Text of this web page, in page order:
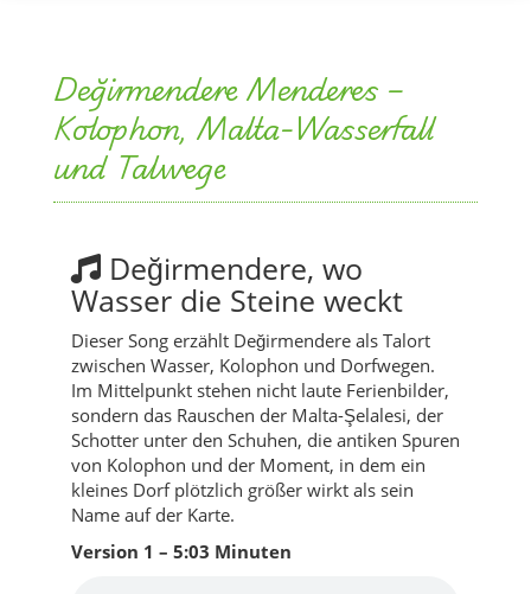
Değirmendere Menderes –
Kolophon, Malta-Wasserfall
und Talwege
Değirmendere, wo
Wasser die Steine weckt
Dieser Song erzählt Değirmendere als Talort
zwischen Wasser, Kolophon und Dorfwegen.
Im Mittelpunkt stehen nicht laute Ferienbilder,
sondern das Rauschen der Malta-Şelalesi, der
Schotter unter den Schuhen, die antiken Spuren
von Kolophon und der Moment, in dem ein
kleines Dorf plötzlich größer wirkt als sein
Name auf der Karte.
Version 1 – 5:03 Minuten